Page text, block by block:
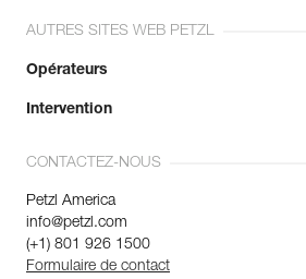
AUTRES SITES WEB PETZL
Opérateurs
Intervention
CONTACTEZ-NOUS
Petzl America
info@petzl.com
(+1) 801 926 1500
Formulaire de contact